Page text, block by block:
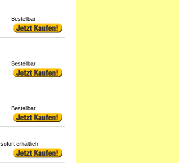
Bestellbar
Bestellbar
Bestellbar
sofort erhältlich